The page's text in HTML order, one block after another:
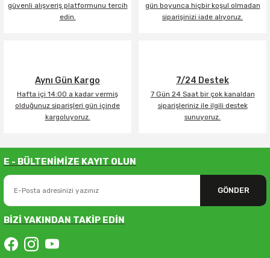
güvenli alışveriş platformunu tercih
edin.
gün boyunca hiçbir koşul olmadan
siparişinizi iade alıyoruz.
Aynı Gün Kargo
Hafta içi 14:00 a kadar vermiş
olduğunuz siparişleri gün içinde
kargoluyoruz.
7/24 Destek
7 Gün 24 Saat bir çok kanaldan
siparişleriniz ile ilgili destek
sunuyoruz.
E - BÜLTENİMİZE KAYIT OLUN
GÖNDER
BİZİ YAKINDAN TAKİP EDİN